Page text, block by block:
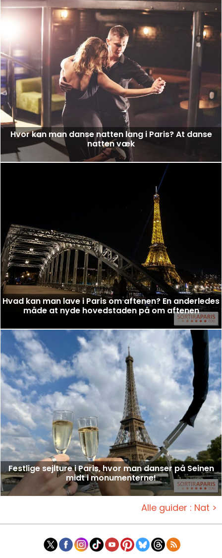
Hvor kan man danse natten lang i Paris? At danse
natten væk
Hvad kan man lave i Paris om aftenen? En anderledes
måde at nyde hovedstaden på om aftenen
Festlige sejlture i Paris, hvor man danser på Seinen
midt i monumenterne!
Alle guider : Nat >